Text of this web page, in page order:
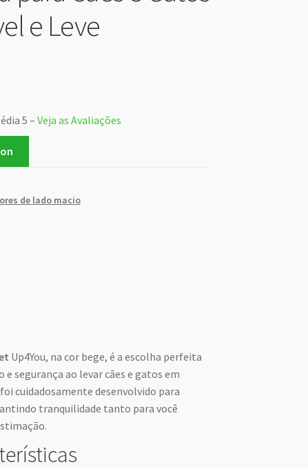
e Leve
5 –Veja as Avaliações
de lado macio
Up4You, na cor bege, é a escolha perfeita
segurança ao levar cães e gatos em
cuidadosamente desenvolvido para
tranquilidade tanto para você